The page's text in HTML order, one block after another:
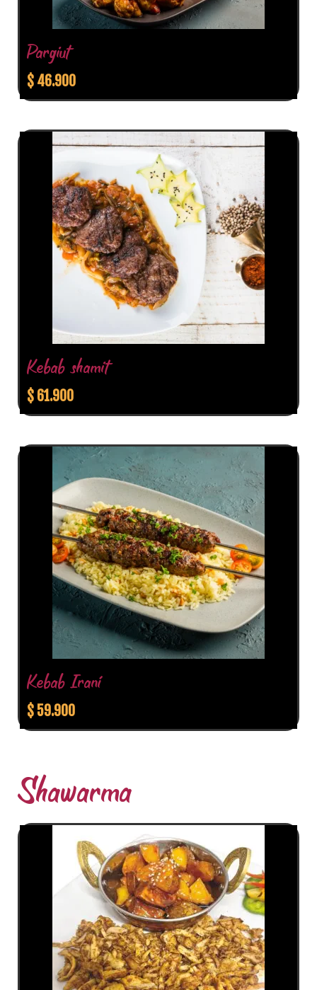
Pargiut
$ 46.900
Kebab shamit
$ 61.900
Kebab Iraní
$ 59.900
Shawarma